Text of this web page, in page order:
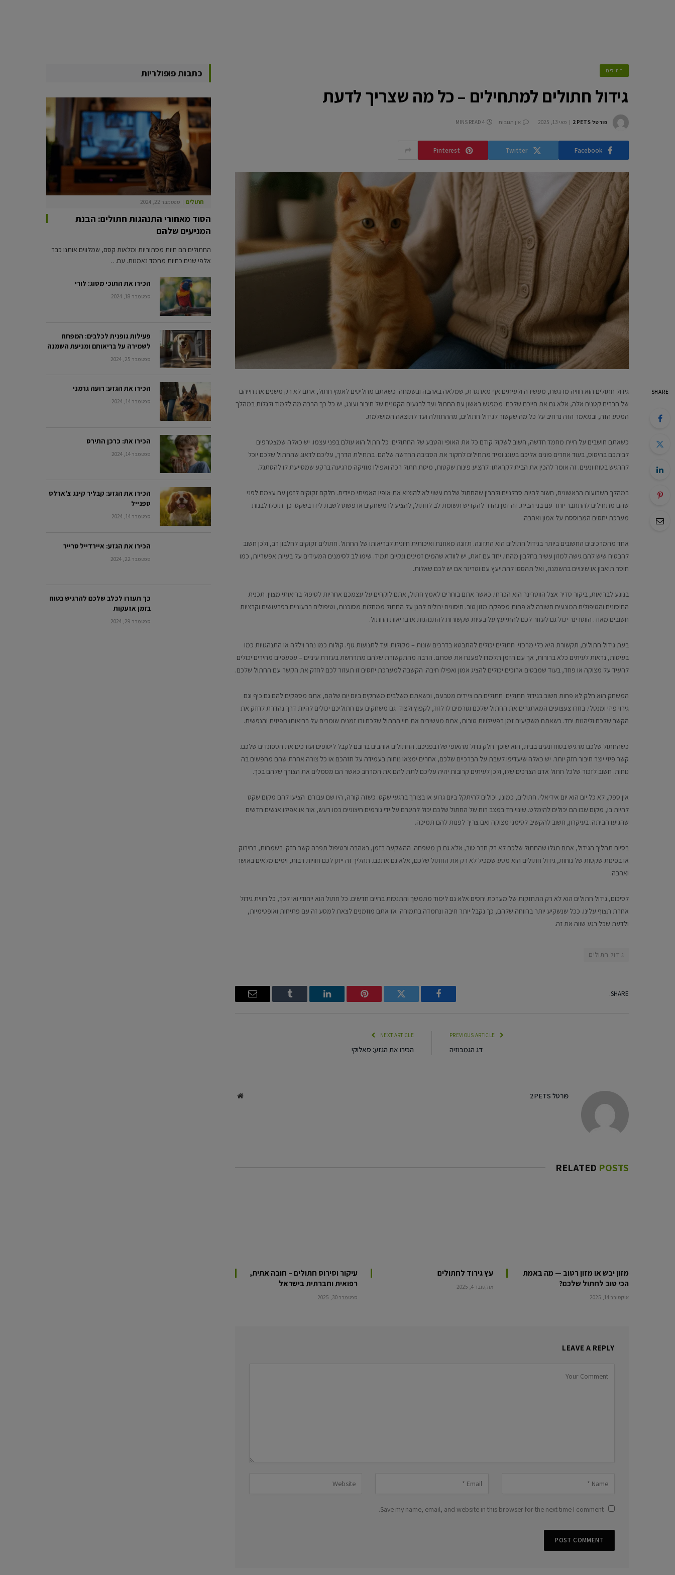
חתולים
גידול חתולים למתחילים – כל מה שצריך לדעת
פורטל 2PETS מאי 13, 2025 אין תגובות 4 MINS READ
Facebook
Twitter
Pinterest
SHARE
גידול חתולים הוא חוויה מרגשת, מעשירה ולעיתים אף מאתגרת, שמלאה באהבה ובשמחה. כשאתם מחליטים לאמץ חתול, אתם לא רק משנים את חייהם
של חברים קטנים אלה, אלא גם את חייכם שלכם. ממפגש ראשון עם החתול ועד לרגעים הקטנים של חיבור ועונג, יש כל כך הרבה מה ללמוד ולגלות במהלך
המסע הזה, ובמאמר הזה נרחיב על כל מה שקשור לגידול חתולים, מההתחלה ועד לתוצאה המושלמת.
כשאתם חושבים על חיית מחמד חדשה, חשוב לשקול קודם כל את האופי והטבע של החתולים. כל חתול הוא עולם בפני עצמו. יש כאלה שמצטרפים
לביתכם בהיסוס, בעוד אחרים פונים אליכם בעונג ומיד מתחילים לחקור את הסביבה החדשה שלהם. בתחילת הדרך, עליכם לדאוג שהחתול שלכם יוכל
להרגיש בטוח ונעים. זה אומר להכין את הבית לקראתו: להציע פינות שקטות, מיטת חתול רכה ואפילו מוזיקה מרגיעה ברקע שמסייעת לו להסתגל.
במהלך השבועות הראשונים, חשוב להיות סבלניים ולהבין שהחתול שלכם עשוי לא להוציא את אופיו האמיתי מיידית. חלקם זקוקים לזמן עם עצמם לפני
שהם מתחילים להתחבר יותר עם בני הבית. זה זמן נהדר להקדיש תשומת לב לחתול, להציע לו משחקים או פשוט לשבת לידו בשקט. כך תוכלו לבנות
מערכת יחסים המבוססת על אמון ואהבה.
אחד מהמרכיבים החשובים ביותר בגידול חתולים הוא התזונה. תזונה מאוזנת ואיכותית חיונית לבריאותו של החתול. חתולים זקוקים לחלבון רב, ולכן חשוב
להבטיח שיש להם גישה למזון עשיר בחלבון מהחי. יחד עם זאת, יש לוודא שהמים זמינים ונקיים תמיד. שימו לב לסימנים המעידים על בעיות אפשריות, כמו
חוסר תיאבון או שינויים בהשמנה, ואל תהססו להתייעץ עם וטרינר אם יש לכם שאלות.
בנוגע לבריאות, ביקור סדיר אצל הווטרינר הוא הכרחי. כאשר אתם בוחרים לאמץ חתול, אתם לוקחים על עצמכם אחריות לטיפול בריאותי מצוין. תכנית
החיסונים והטיפולים המונעים חשובה לא פחות מספקת מזון טוב. חיסונים יכולים להגן על החתול ממחלות מסוכנות, וטיפולים רבעוניים בפרעושים וקרציות
חשובים מאוד. הווטרינר יכול גם לעזור לכם להתייעץ על בעיות שקשורות להתנהגות או בריאות החתול.
בעת גידול חתולים, תקשורת היא כלי מרכזי. חתולים יכולים להתבטא בדרכים שונות – מקולות ועד לתנועות גוף. קולות כמו נחר ויללה או התנהגויות כמו
בעיטות, נראות לעיתים כלא ברורות, אך עם הזמן תלמדו לפענח את שפתם. הרבה מהתקשורת שלהם מתרחשת בעזרת עיניים – עפעפיים מהירים יכולים
להעיד על מצוקה או פחד, בעוד שמבטים ארוכים יכולים להציג אמון ואפילו חיבה. הקשבה למערכת יחסים זו תעזור לכם לחזק את הקשר עם החתול שלכם.
המשחק הוא חלק לא פחות חשוב בגידול חתולים. חתולים הם ציידים מטבעם, וכשאתם משלבים משחקים ביום יום שלהם, אתם מספקים להם גם כיף וגם
גירוי פיזי ומנטלי. בחרו צעצועים המאתגרים את החתול שלכם וגורמים לו לזוז, לקפוץ ולצוד. גם משחקים עם חתוליכם יכולים להיות דרך נהדרת לחזק את
הקשר שלכם וליהנות יחד. כשאתם משקיעים זמן בפעילויות טובות, אתם מעשירים את חיי החתול שלכם ובו זמנית שומרים על בריאותו הפיזית והנפשית.
כשהחתול שלכם מרגיש בטוח ונעים בבית, הוא שופך חלק גדול מהאופי שלו בפניכם. החתולים אוהבים ברובם לקבל ליטופים ועורכים את הספונדים שלכם.
קשר פיזי יוצר חיבור חזק יותר. יש כאלה שיעדיפו לשבת על הברכיים שלכם, אחרים ימצאו נוחות בעמידה על חזהכם או כל צורה אחרת שהם מחפשים בה
נוחות. חשוב לזכור שלכל חתול אדם הצרכים שלו, ולכן לעיתים קרובות יהיה עליכם לתת להם את המרחב כאשר הם מסמלים את הצורך שלהם בכך.
אין ספק, לא כל יום הוא יום אידיאלי. חתולים, כמונו, יכולים להיתקל ביום גרוע או בצורך ברגעי שקט. כשזה קורה, היו שם עבורם. הציעו להם מקום שקט
להיות בו, מקום שבו הם יכולים להימלט. שינוי חד במצב רוח של החתול שלכם יכול להיגרם על ידי גורמים חיצוניים כמו רעש, אור או אפילו אנשים חדשים
שהגיעו הביתה. בעיקרון, חשוב להקשיב לסימני מצוקה ואם צריך לפנות להם תמיכה.
בסיום תהליך הגידול, אתם תגלו שהחתול שלכם לא רק חבר טוב, אלא גם בן משפחה. ההשקעה בזמן, באהבה ובטיפול תפרה קשר חזק. בשמחות, בחיבוק
או בפינות שקטות של נוחות, גידול חתולים הוא מסע שמכיל לא רק את החתול שלכם, אלא גם אתכם. תהליך זה ייתן לכם חוויות רבות, וימים מלאים באושר
ואהבה.
לסיכום, גידול חתולים הוא לא רק התחזקות של מערכת יחסים אלא גם לימוד מתמשך והתנסות בחיים חדשים. כל חתול הוא ייחודי ואי לכך, כל חווית גידול
אחרת תצוף עלינו. ככל שנשקיע יותר ברווחה שלהם, כך נקבל יותר חיבה ונחמדה בתמורה. אז אתם מוזמנים לצאת למסע זה עם פתיחות ואופטימיות,
ולדעת שכל רגע שווה את זה.
גידול חתולים
SHARE.
Facebook
Twitter
Pinterest
LinkedIn
Tumblr
Email
דג הגמבוזיה
NEXT ARTICLE
הכירו את הגזע: סאלוקי
פורטל 2PETS Website
RELATED POSTS
מזון יבש או מזון רטוב — מה באמת
הכי טוב לחתול שלכם?
אוקטובר 14, 2025
עץ גירוד לחתולים
אוקטובר 4, 2025
עיקור וסירוס חתולים – חובה אתית,
רפואית וחברתית בישראל
ספטמבר 30, 2025
LEAVE A REPLY
Save my name, email, and website in this browser for the next time I comment.
כתבות פופולריות
חתולים ספטמבר 22, 2024
הסוד מאחורי התנהגות חתולים: הבנת
המניעים שלהם
החתולים הם חיות מסתוריות ומלאות קסם, שמלווים אותנו כבר
אלפי שנים כחיות מחמד נאמנות. עם…
הכירו את התוכי מסוג: לורי
ספטמבר 18, 2024
פעילות גופנית לכלבים: המפתח
לשמירה על בריאותם ומניעת השמנה
ספטמבר 25, 2024
הכירו את הגזע: רועה גרמני
ספטמבר 14, 2024
הכירו את: כרכן התירס
ספטמבר 14, 2024
הכירו את הגזע: קבליר קינג צ'ארלס
ספנייל
ספטמבר 14, 2024
הכירו את הגזע: איירדייל טרייר
ספטמבר 22, 2024
כך תעזרו לכלב שלכם להרגיש בטוח
בזמן אזעקות
ספטמבר 29, 2024